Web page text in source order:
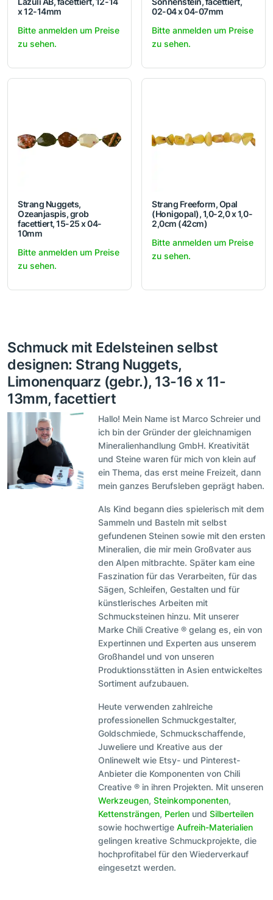
x 12-14mm
Bitte anmelden um Preise
zu sehen.
02-04 x 04-07mm
Bitte anmelden um Preise
zu sehen.
Strang Nuggets,
Ozeanjaspis, grob
facettiert, 15-25 x 04-
10mm
Bitte anmelden um Preise
zu sehen.
Strang Freeform, Opal
(Honigopal), 1,0-2,0 x 1,0-
2,0cm (42cm)
Bitte anmelden um Preise
zu sehen.
Schmuck mit Edelsteinen selbst
designen: Strang Nuggets,
Limonenquarz (gebr.), 13-16 x 11-
13mm, facettiert
Hallo! Mein Name ist Marco Schreier und
ich bin der Gründer der gleichnamigen
Mineralienhandlung GmbH. Kreativität
und Steine waren für mich von klein auf
ein Thema, das erst meine Freizeit, dann
mein ganzes Berufsleben geprägt haben.
Als Kind begann dies spielerisch mit dem
Sammeln und Basteln mit selbst
gefundenen Steinen sowie mit den ersten
Mineralien, die mir mein Großvater aus
den Alpen mitbrachte. Später kam eine
Faszination für das Verarbeiten, für das
Sägen, Schleifen, Gestalten und für
künstlerisches Arbeiten mit
Schmucksteinen hinzu. Mit unserer
Marke Chili Creative ® gelang es, ein von
Expertinnen und Experten aus unserem
Großhandel und von unseren
Produktionsstätten in Asien entwickeltes
Sortiment aufzubauen.
Heute verwenden zahlreiche
professionellen Schmuckgestalter,
Goldschmiede, Schmuckschaffende,
Juweliere und Kreative aus der
Onlinewelt wie Etsy- und Pinterest-
Anbieter die Komponenten von Chili
Creative ® in ihren Projekten. Mit unseren
Werkzeugen,Steinkomponenten,
Kettensträngen, Perlen undSilberteilen
sowie hochwertigeAufreih-Materialien
gelingen kreative Schmuckprojekte, die
hochprofitabel für den Wiederverkauf
eingesetzt werden.